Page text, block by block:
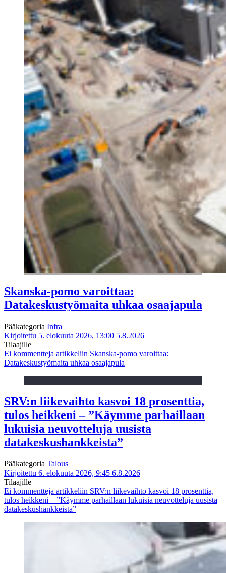
Skanska-pomo varoittaa:
Datakeskustyömaita uhkaa osaajapula
Pääkategoria Infra
Kirjoitettu 5. elokuuta 2026, 13:00 5.8.2026
Tilaajille
Ei kommentteja artikkeliin Skanska-pomo varoittaa:
Datakeskustyömaita uhkaa osaajapula
SRV:n liikevaihto kasvoi 18 prosenttia,
tulos heikkeni – ”Käymme parhaillaan
lukuisia neuvotteluja uusista
datakeskushankkeista”
Pääkategoria Talous
Kirjoitettu 6. elokuuta 2026, 9:45 6.8.2026
Tilaajille
Ei kommentteja artikkeliin SRV:n liikevaihto kasvoi 18 prosenttia,
tulos heikkeni – ”Käymme parhaillaan lukuisia neuvotteluja uusista
datakeskushankkeista”